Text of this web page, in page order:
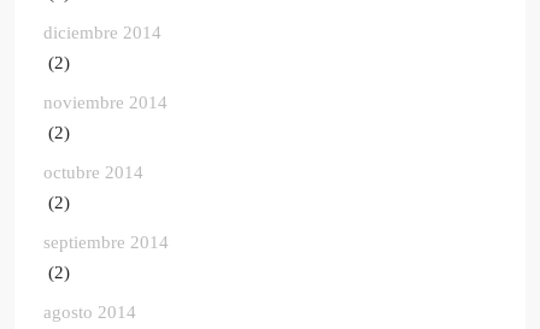
diciembre 2014
(2)
noviembre 2014
(2)
octubre 2014
(2)
septiembre 2014
(2)
agosto 2014